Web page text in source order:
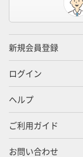
新規会員登録
ログイン
ヘルプ
ご利用ガイド
お問い合わせ